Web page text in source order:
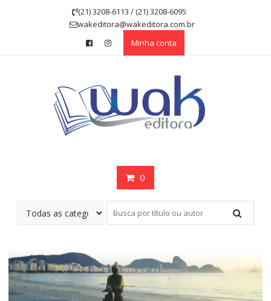
(21) 3208-6113 / (21) 3208-6095
wakeditora@wakeditora.com.br
Minha conta
0